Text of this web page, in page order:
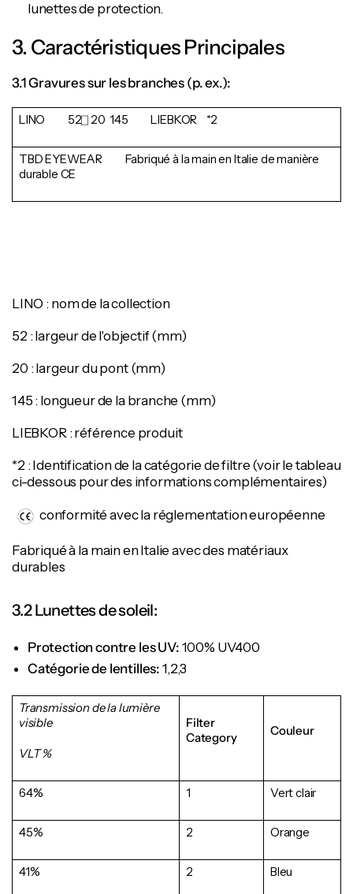
lunettes de protection.
3. Caractéristiques Principales
3.1 Gravures sur les branches (p. ex.):
LINO 52⎕ 20 145 LIEBKOR *2
TBD EYEWEAR Fabriqué à la main en Italie de manière
durable CE
LINO : nom de la collection
52 : largeur de l'objectif (mm)
20 : largeur du pont (mm)
145 : longueur de la branche (mm)
LIEBKOR : référence produit
*2 : Identification de la catégorie de filtre (voir le tableau
ci-dessous pour des informations complémentaires)
conformité avec la réglementation européenne
Fabriqué à la main en Italie avec des matériaux
durables
3.2 Lunettes de soleil:
Protection contre les UV: 100% UV400
Catégorie de lentilles: 1,2,3
Transmission de la lumière
visible
VLT %
Filter
Category
Couleur
64% 1 Vert clair
45% 2 Orange
41% 2 Bleu